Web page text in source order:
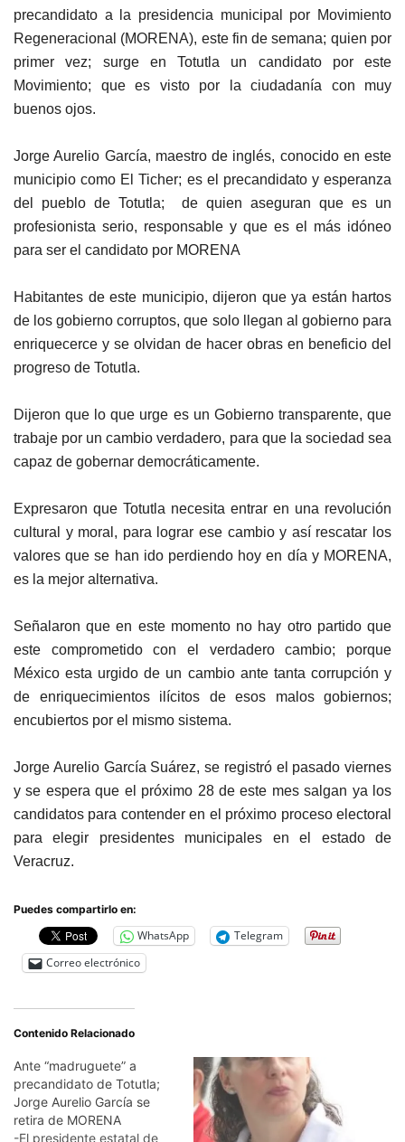
precandidato a la presidencia municipal por Movimiento
Regeneracional (MORENA), este fin de semana; quien por
primer vez; surge en Totutla un candidato por este
Movimiento; que es visto por la ciudadanía con muy
buenos ojos.
Jorge Aurelio García, maestro de inglés, conocido en este
municipio como El Ticher; es el precandidato y esperanza
del pueblo de Totutla; de quien aseguran que es un
profesionista serio, responsable y que es el más idóneo
para ser el candidato por MORENA
Habitantes de este municipio, dijeron que ya están hartos
de los gobierno corruptos, que solo llegan al gobierno para
enriquecerce y se olvidan de hacer obras en beneficio del
progreso de Totutla.
Dijeron que lo que urge es un Gobierno transparente, que
trabaje por un cambio verdadero, para que la sociedad sea
capaz de gobernar democráticamente.
Expresaron que Totutla necesita entrar en una revolución
cultural y moral, para lograr ese cambio y así rescatar los
valores que se han ido perdiendo hoy en día y MORENA,
es la mejor alternativa.
Señalaron que en este momento no hay otro partido que
este comprometido con el verdadero cambio; porque
México esta urgido de un cambio ante tanta corrupción y
de enriquecimientos ilícitos de esos malos gobiernos;
encubiertos por el mismo sistema.
Jorge Aurelio García Suárez, se registró el pasado viernes
y se espera que el próximo 28 de este mes salgan ya los
candidatos para contender en el próximo proceso electoral
para elegir presidentes municipales en el estado de
Veracruz.
Puedes compartirlo en:
WhatsApp
Telegram
Correo electrónico
Contenido Relacionado
Ante “madruguete” a
precandidato de Totutla;
Jorge Aurelio García se
retira de MORENA
-El presidente estatal de